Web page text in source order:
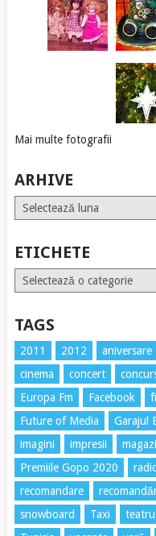
Mai multe fotografii
ARHIVE
Arhive
ETICHETE
Etichete
TAGS
2011 2012 aniversare
cinema
concert
Europa Fm
Facebook
Future of Media
Garajul
imagini
impresii
Premiile Gopo 2020
recomandare
snowboard
Taxi